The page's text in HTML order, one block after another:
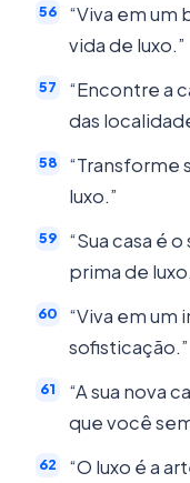
“Viva em
vida de luxo.”
“Encontre a
das
“Transforme
luxo.”
“Sua casa é
prima de
“Viva em um
sofisticação.”
“A sua nova
que você
“O luxo é a